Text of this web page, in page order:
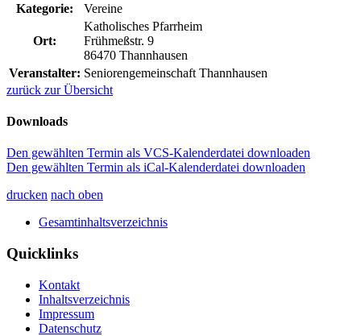
Kategorie:
Vereine
Ort:
Katholisches Pfarrheim
Frühmeßstr. 9
86470 Thannhausen
Veranstalter: Seniorengemeinschaft Thannhausen
zurück zur Übersicht
Downloads
Den gewählten Termin als VCS-Kalenderdatei downloaden
Den gewählten Termin als iCal-Kalenderdatei downloaden
drucken nach oben
Gesamtinhaltsverzeichnis
Quicklinks
Kontakt
Inhaltsverzeichnis
Impressum
Datenschutz